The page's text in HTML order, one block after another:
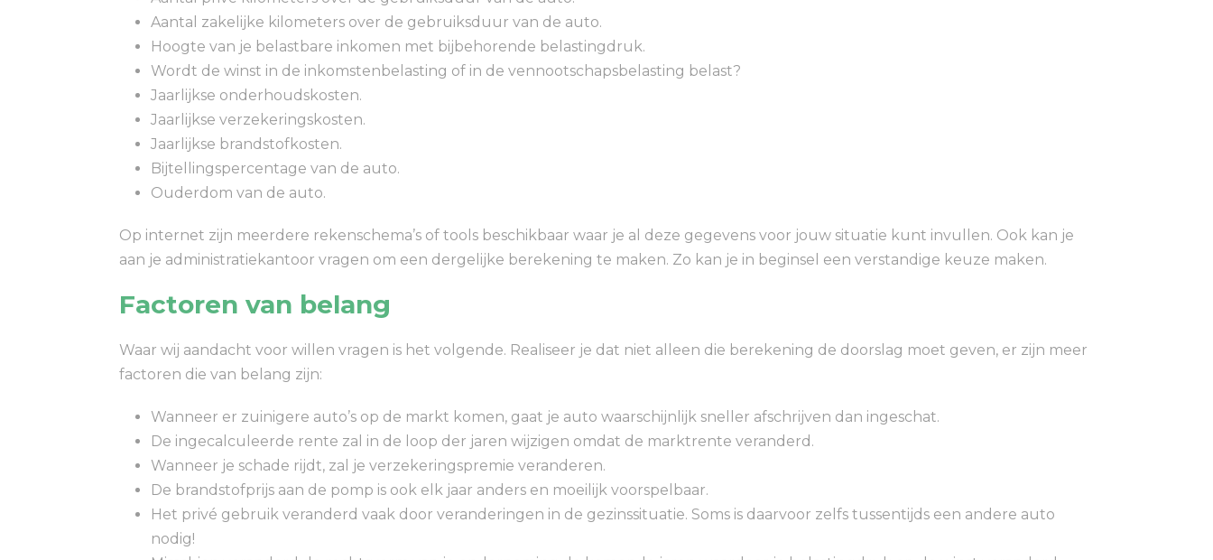
Aantal zakelijke kilometers over de gebruiksduur van de auto.
Hoogte van je belastbare inkomen met bijbehorende belastingdruk.
Wordt de winst in de inkomstenbelasting of in de vennootschapsbelasting belast?
Jaarlijkse onderhoudskosten.
Jaarlijkse verzekeringskosten.
Jaarlijkse brandstofkosten.
Bijtellingspercentage van de auto.
Ouderdom van de auto.
Op internet zijn meerdere rekenschema’s of tools beschikbaar waar je al deze gegevens voor jouw situatie kunt invullen. Ook kan je
aan je administratiekantoor vragen om een dergelijke berekening te maken. Zo kan je in beginsel een verstandige keuze maken.
Factoren van belang
Waar wij aandacht voor willen vragen is het volgende. Realiseer je dat niet alleen die berekening de doorslag moet geven, er zijn meer
factoren die van belang zijn:
Wanneer er zuinigere auto’s op de markt komen, gaat je auto waarschijnlijk sneller afschrijven dan ingeschat.
De ingecalculeerde rente zal in de loop der jaren wijzigen omdat de marktrente veranderd.
Wanneer je schade rijdt, zal je verzekeringspremie veranderen.
De brandstofprijs aan de pomp is ook elk jaar anders en moeilijk voorspelbaar.
Het privé gebruik veranderd vaak door veranderingen in de gezinssituatie. Soms is daarvoor zelfs tussentijds een andere auto
nodig!